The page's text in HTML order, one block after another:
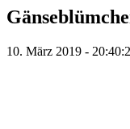
10. März 2019 -